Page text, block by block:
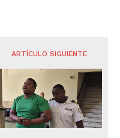
ARTÍCULO SIGUIENTE